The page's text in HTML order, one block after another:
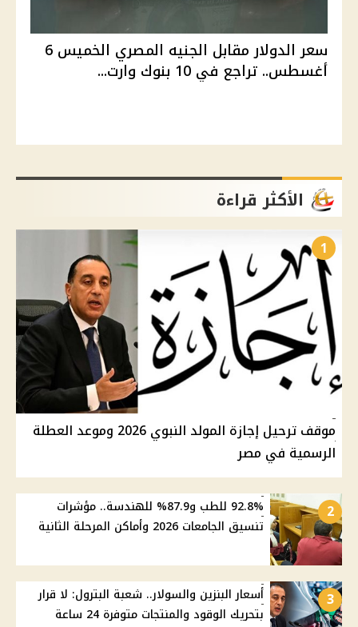
سعر الدولار مقابل الجنيه المصري الخميس 6
أغسطس.. تراجع في 10 بنوك وارت...
الأكثر قراءة
1
موقف ترحيل إجازة المولد النبوي 2026 وموعد العطلة
الرسمية في مصر
2
92.8% للطب و87.9% للهندسة.. مؤشرات
تنسيق الجامعات 2026 وأماكن المرحلة الثانية
3
أسعار البنزين والسولار.. شعبة البترول: لا قرار
بتحريك الوقود والمنتجات متوفرة 24 ساعة